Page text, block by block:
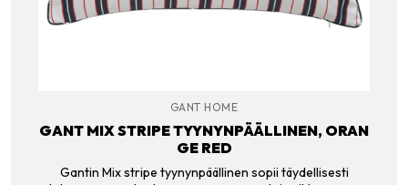
GANT HOME
GANT MIX STRIPE TYYNYNPÄÄLLINEN, ORAN
GE RED
Gantin Mix stripe tyynynpäällinen sopii täydellisesti